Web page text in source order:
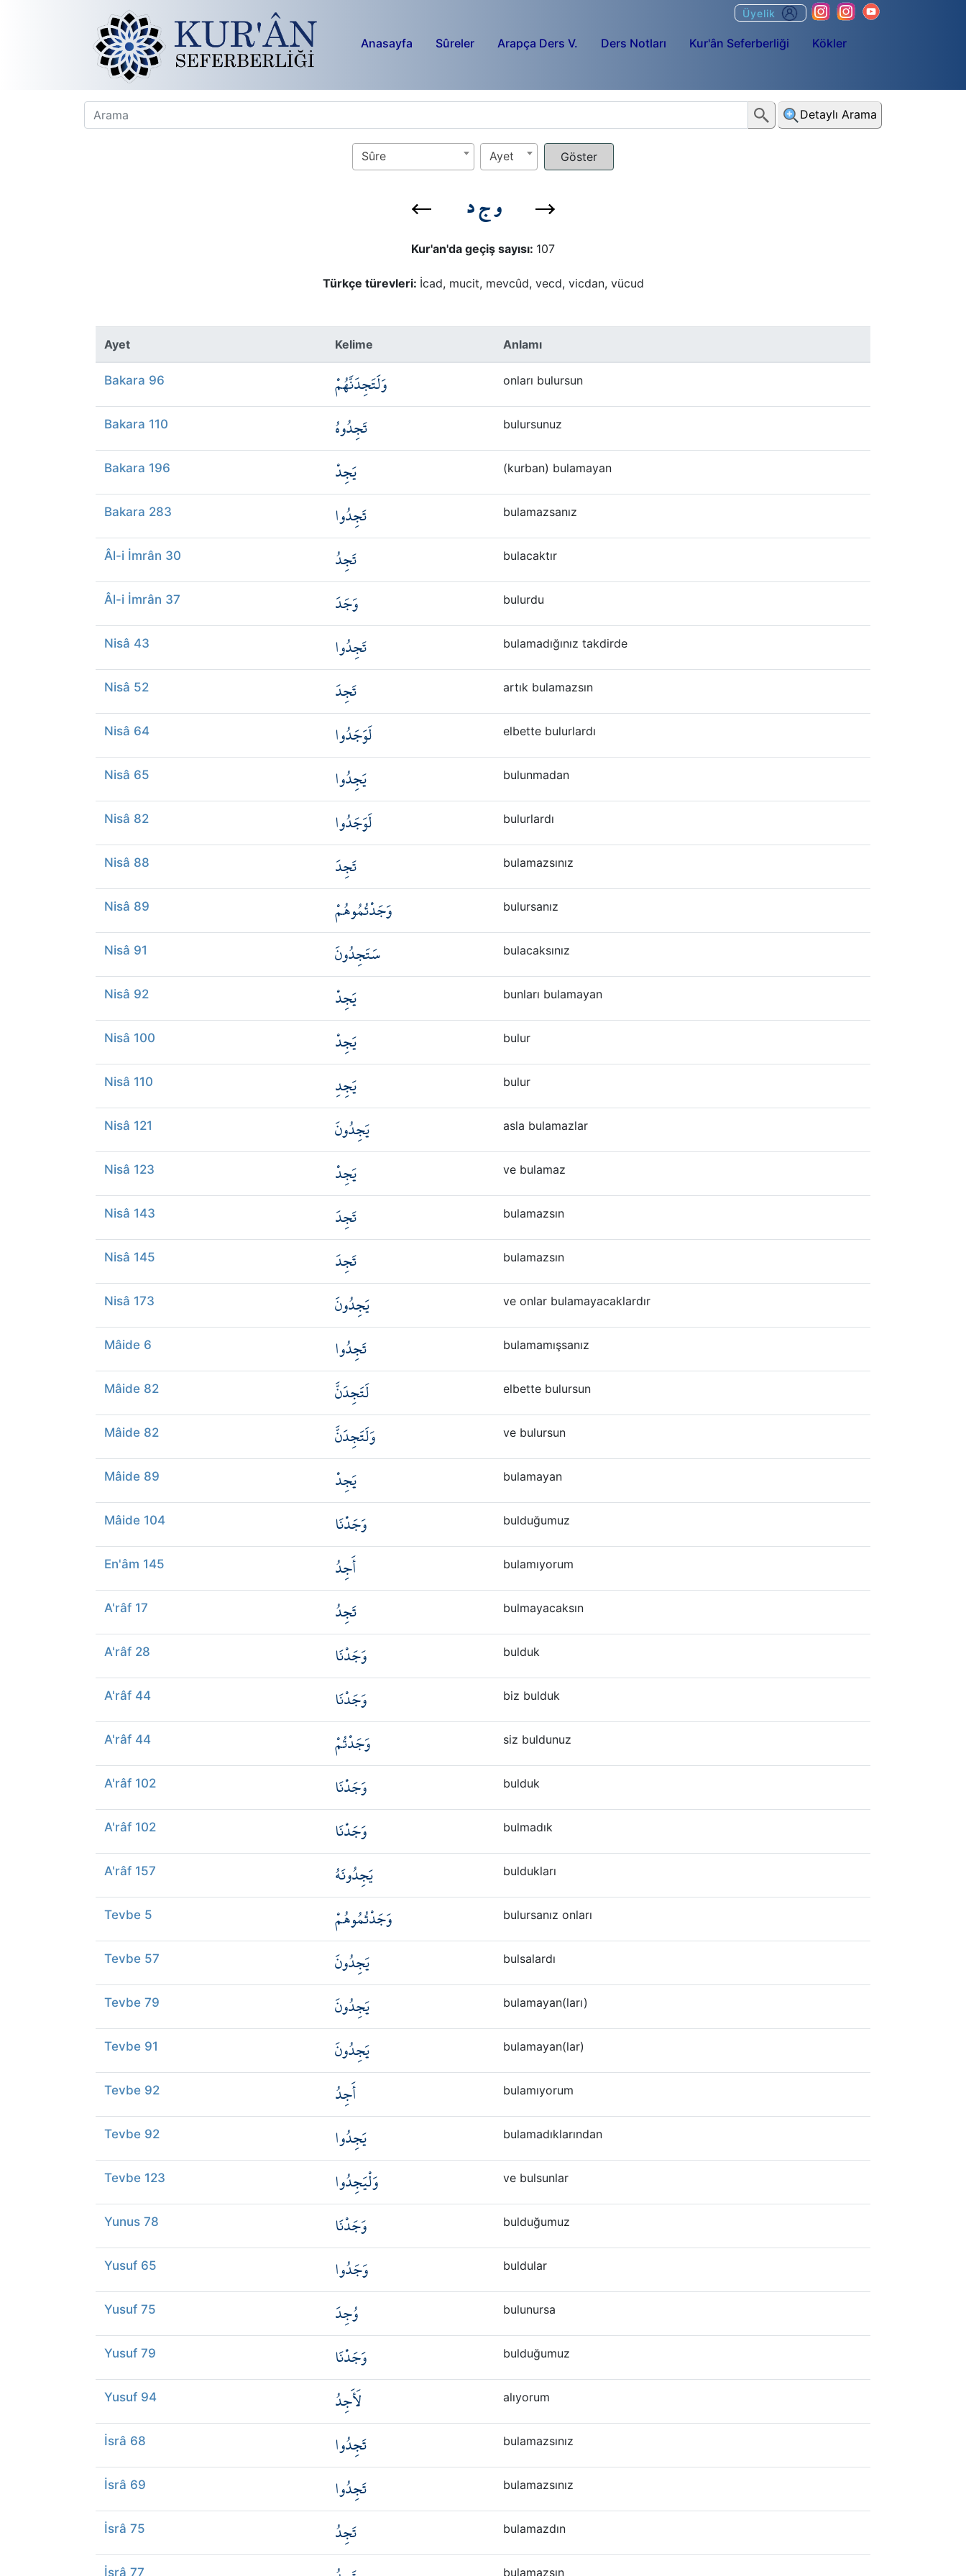
Anasayfa Sûreler Arapça Ders V. Ders Notları Kur'ân Seferberliği Kökler
Üyelik
Detaylı Arama
Sûre Ayet
و ج د
Kur'an'da geçiş sayısı: 107
Türkçe türevleri: İcad, mucit, mevcûd, vecd, vicdan, vücud
Ayet Kelime Anlamı
Bakara 96 وَلَتَجِدَنَّهُمْ onları bulursun
Bakara 110 تَجِدُوهُ bulursunuz
Bakara 196 يَجِدْ (kurban) bulamayan
Bakara 283 تَجِدُوا bulamazsanız
Âl-i İmrân 30 تَجِدُ bulacaktır
Âl-i İmrân 37 وَجَدَ bulurdu
Nisâ 43 تَجِدُوا bulamadığınız takdirde
Nisâ 52 تَجِدَ artık bulamazsın
Nisâ 64 لَوَجَدُوا elbette bulurlardı
Nisâ 65 يَجِدُوا bulunmadan
Nisâ 82 لَوَجَدُوا bulurlardı
Nisâ 88 تَجِدَ bulamazsınız
Nisâ 89 وَجَدْتُمُوهُمْ bulursanız
Nisâ 91 سَتَجِدُونَ bulacaksınız
Nisâ 92 يَجِدْ bunları bulamayan
Nisâ 100 يَجِدْ bulur
Nisâ 110 يَجِدِ bulur
Nisâ 121 يَجِدُونَ asla bulamazlar
Nisâ 123 يَجِدْ ve bulamaz
Nisâ 143 تَجِدَ bulamazsın
Nisâ 145 تَجِدَ bulamazsın
Nisâ 173 يَجِدُونَ ve onlar bulamayacaklardır
Mâide 6 تَجِدُوا bulamamışsanız
Mâide 82 لَتَجِدَنَّ elbette bulursun
Mâide 82 وَلَتَجِدَنَّ ve bulursun
Mâide 89 يَجِدْ bulamayan
Mâide 104 وَجَدْنَا bulduğumuz
En'âm 145 أَجِدُ bulamıyorum
A'râf 17 تَجِدُ bulmayacaksın
A'râf 28 وَجَدْنَا bulduk
A'râf 44 وَجَدْنَا biz bulduk
A'râf 44 وَجَدْتُمْ siz buldunuz
A'râf 102 وَجَدْنَا bulduk
A'râf 102 وَجَدْنَا bulmadık
A'râf 157 يَجِدُونَهُ buldukları
Tevbe 5 وَجَدْتُمُوهُمْ bulursanız onları
Tevbe 57 يَجِدُونَ bulsalardı
Tevbe 79 يَجِدُونَ bulamayan(ları)
Tevbe 91 يَجِدُونَ bulamayan(lar)
Tevbe 92 أَجِدُ bulamıyorum
Tevbe 92 يَجِدُوا bulamadıklarından
Tevbe 123 وَلْيَجِدُوا ve bulsunlar
Yunus 78 وَجَدْنَا bulduğumuz
Yusuf 65 وَجَدُوا buldular
Yusuf 75 وُجِدَ bulunursa
Yusuf 79 وَجَدْنَا bulduğumuz
Yusuf 94 لَأَجِدُ alıyorum
İsrâ 68 تَجِدُوا bulamazsınız
İsrâ 69 تَجِدُوا bulamazsınız
İsrâ 75 تَجِدُ bulamazdın
İsrâ 77 bulamazsın